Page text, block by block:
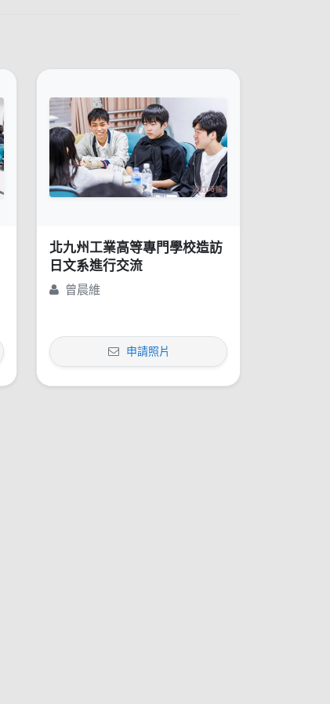
北九州工業高等專門學校造訪
日文系進行交流
曾晨維
申請照片